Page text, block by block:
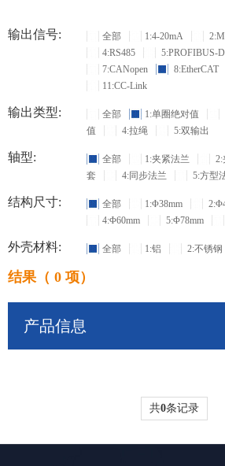
输出信号: 全部 1:4-20mA
4:RS485
5:PROFIBUS-
7:CANopen
8:EtherCAT
11:CC-Link
输出类型: 全部 1:单圈绝对值
值
4:拉绳 5:双输出
轴型: 全部 1:夹紧法兰 2:
套
4:同步法兰 5:方型
结构尺寸: 全部 1:Φ38mm
4:Φ60mm
5:Φ78mm
外壳材料: 全部 1:铝 2:不锈钢
结果（ 0 项）
产品信息
共0条记录